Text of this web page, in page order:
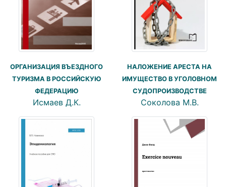
ОРГАНИЗАЦИЯ ВЪЕЗДНОГО
ТУРИЗМА В РОССИЙСКУЮ
ФЕДЕРАЦИЮ
Исмаев Д.К.
НАЛОЖЕНИЕ АРЕСТА НА
ИМУЩЕСТВО В УГОЛОВНОМ
СУДОПРОИЗВОДСТВЕ
Соколова М.В.